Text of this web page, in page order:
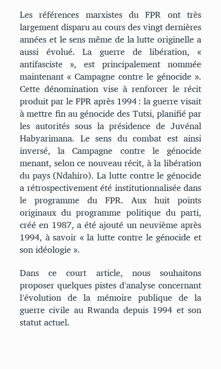
Les références marxistes du FPR ont très
largement disparu au cours des vingt dernières
années et le sens même de la lutte originelle a
aussi évolué. La guerre de libération, «
antifasciste », est principalement nommée
maintenant « Campagne contre le génocide ».
Cette dénomination vise à renforcer le récit
produit par le FPR après 1994 : la guerre visait
à mettre fin au génocide des Tutsi, planifié par
les autorités sous la présidence de Juvénal
Habyarimana. Le sens du combat est ainsi
inversé, la Campagne contre le génocide
menant, selon ce nouveau récit, à la libération
du pays (Ndahiro). La lutte contre le génocide
a rétrospectivement été institutionnalisée dans
le programme du FPR. Aux huit points
originaux du programme politique du parti,
créé en 1987, a été ajouté un neuvième après
1994, à savoir « la lutte contre le génocide et
son idéologie ».
Dans ce court article, nous souhaitons
proposer quelques pistes d’analyse concernant
l’évolution de la mémoire publique de la
guerre civile au Rwanda depuis 1994 et son
statut actuel.